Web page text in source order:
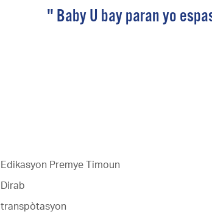
" Baby U bay paran yo
Edikasyon Premye Timoun
Dirab
transpòtasyon